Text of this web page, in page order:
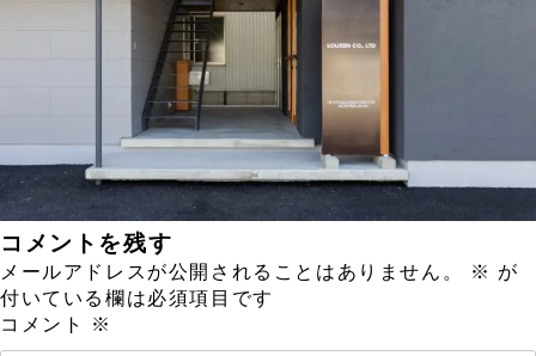
コメントを残す
メールアドレスが公開されることはありません。 ※ が
付いている欄は必須項目です
コメント
※